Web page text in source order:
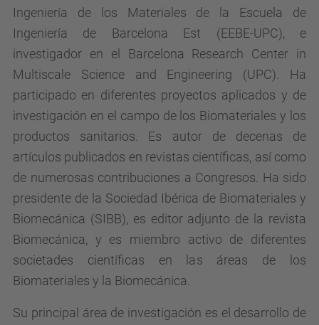
Ingeniería de los Materiales de la Escuela de
Ingeniería de Barcelona Est (EEBE-UPC), e
investigador en el Barcelona Research Center in
Multiscale Science and Engineering (UPC). Ha
participado en diferentes proyectos aplicados y de
investigación en el campo de los Biomateriales y los
productos sanitarios. Es autor de decenas de
artículos publicados en revistas científicas, así como
de numerosas contribuciones a Congresos. Ha sido
presidente de la Sociedad Ibérica de Biomateriales y
Biomecánica (SIBB), es editor adjunto de la revista
Biomecánica, y es miembro activo de diferentes
societades científicas en las áreas de los
Biomateriales y la Biomecánica.
Su principal área de investigación es el desarrollo de